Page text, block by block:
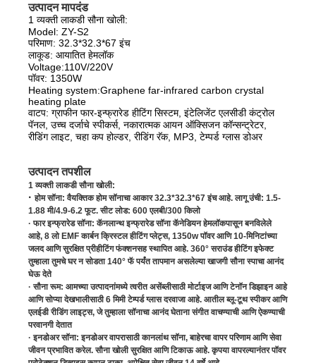
उत्पादन मापदंड
1 व्यक्ती लाकडी सौना खोली:
Model: ZY-S2
परिमाण: 32.3*32.3*67 इंच
लाकूड: आयातित हेमलॉक
Voltage:110V/220V
पॉवर: 1350W
Heating system:Graphene far-infrared carbon crystal
heating plate
वाटप: ग्राफीन फार-इन्फ्रारेड हीटिंग सिस्टम, इंटेलिजेंट एलसीडी कंट्रोल
पॅनल, उच्च दर्जाचे स्पीकर्स, नकारात्मक आयन ऑक्सिजन कॉन्सन्ट्रेटर,
रीडिंग लाइट, चहा कप होल्डर, रीडिंग रॅक, MP3, टेम्पर्ड ग्लास डोअर
उत्पादन तपशील
1 व्यक्ती लाकडी सौना खोली:
·होम सॉना: वैयक्तिक होम सॉनाचा आकार 32.3*32.3*67 इंच आहे. लागू उंची: 1.5-
1.88 मी/4.9-6.2 फूट. सीट लोड: 600 एलबी/300 किलो
· फार इन्फ्रारेड सॉना: कॅनलान्थ इन्फ्रारेड सॉना कॅनेडियन हेमलॉकपासून बनविलेले
आहे, 8 लो EMF कार्बन क्रिस्टल हीटिंग प्लेट्स, 1350w पॉवर आणि 10-मिनिटांच्या
जलद आणि सुरक्षित प्रीहीटिंग फंक्शनसह स्थापित आहे. 360° सराउंड हीटिंग इफेक्ट
तुम्हाला तुमचे घर न सोडता 140° फॅ पर्यंत तापमान असलेल्या खाजगी सौना स्पाचा आनंद
घेऊ देते
· सौना रूम: आमच्या उत्पादनांमध्ये त्वरीत असेंब्लीसाठी मोर्टाइज आणि टेनॉन डिझाइन आहे
आणि सोप्या देखभालीसाठी 6 मिमी टेम्पर्ड ग्लास दरवाजा आहे. आतील ब्लू-टूथ स्पीकर आणि
एलईडी रीडिंग लाइट्स, जे तुम्हाला सॉनाचा आनंद घेताना संगीत वाचण्याची आणि ऐकण्याची
परवानगी देतात
· इनडोअर सॉना: इनडोअर वापरासाठी कानलांथ सॉना, बाहेरचा वापर परिणाम आणि सेवा
जीवन प्रभावित करेल. सौना खोली सुरक्षित आणि टिकाऊ आहे. कृपया वापरल्यानंतर पॉवर